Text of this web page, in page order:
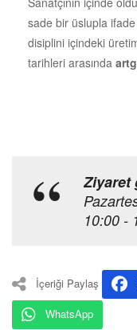
sade bir üslupla
disiplini içindeki
tarihleri arasında art
Ziyaret
10:00 -
İçeriği Paylaş
WhatsApp